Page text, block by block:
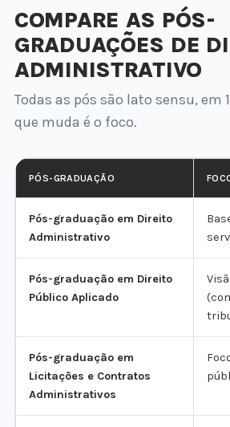
COMPARE AS PÓS-
GRADUAÇÕES DE
ADMINISTRATIVO
Todas as pós são lato sensu, em
que muda é o foco.
PÓS-GRADUAÇÃO
Pós-graduação em Direito
Administrativo
Pós-graduação em Direito
Público Aplicado
Pós-graduação em
Licitações e Contratos
Administrativos